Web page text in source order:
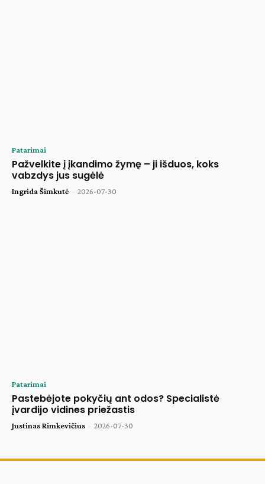
Patarimai
Pažvelkite į įkandimo žymę – ji išduos, koks
vabzdys jus sugėlė
Ingrida Šimkutė - 2026-07-30
Patarimai
Pastebėjote pokyčių ant odos? Specialistė
įvardijo vidines priežastis
Justinas Rimkevičius - 2026-07-30